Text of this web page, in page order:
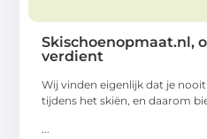
Skischoenopmaat.nl,
verdient
Wij vinden eigenlijk dat je
tijdens het skiën, en daarom